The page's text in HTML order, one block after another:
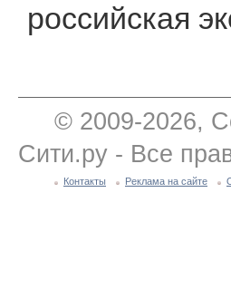
российская
© 2009-2026,
Сити.ру - Все
Контакты Реклама на сайте